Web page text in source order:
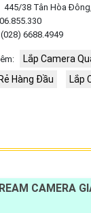
445/38 Tân Hòa
(028) 6688.4949
Lắp Camera
Hàng Đầu
Lắp
CAMERA